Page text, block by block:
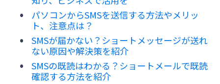
パソコンからSMSを送信する方法やメリッ
ト、注意点は？
SMSが届かない？ショートメッセージが送れ
ない原因や解決策を紹介
SMSの既読はわかる？ショートメールで既読
確認する方法を紹介